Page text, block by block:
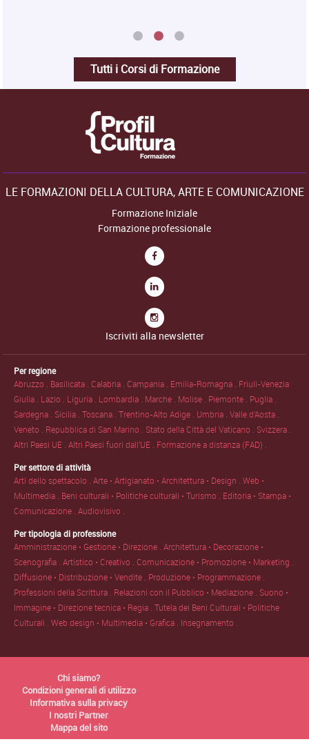
Tutti i Corsi di Formazione
LE FORMAZIONI DELLA CULTURA, ARTE E COMUNICAZIONE
Formazione Iniziale
Formazione professionale
Iscriviti alla newsletter
Per regione
Abruzzo . Basilicata .Calabria .Campania . Emilia-Romagna . Friuli-Venezia
Giulia . Lazio . Liguria . Lombardia . Marche . Molise . Piemonte . Puglia .
Sardegna . Sicilia .Toscana .Trentino-Alto Adige . Umbria .Valle d'Aosta .
Veneto . Repubblica di San Marino . Stato della Città del Vaticano . Svizzera .
Altri Paesi UE .Altri Paesi fuori dall'UE . Formazione a distanza (FAD) .
Per settore di attività
Arti dello spettacolo .Arte • Artigianato • Architettura • Design .Web •
Multimedia . Beni culturali • Politiche culturali • Turismo . Editoria • Stampa •
Comunicazione .Audiovisivo .
Per tipologia di professione
Amministrazione • Gestione • Direzione .Architettura • Decorazione •
Scenografia .Artistico • Creativo .Comunicazione • Promozione • Marketing .
Diffusione • Distribuzione • Vendite . Produzione • Programmazione .
Professioni della Scrittura . Relazioni con il Pubblico • Mediazione . Suono •
Immagine • Direzione tecnica • Regia .Tutela dei Beni Culturali • Politiche
Culturali .Web design • Multimedia • Grafica . Insegnamento .
Chi siamo?
Condizioni generali di utilizzo
Informativa sulla privacy
I nostri Partner
Mappa del sito